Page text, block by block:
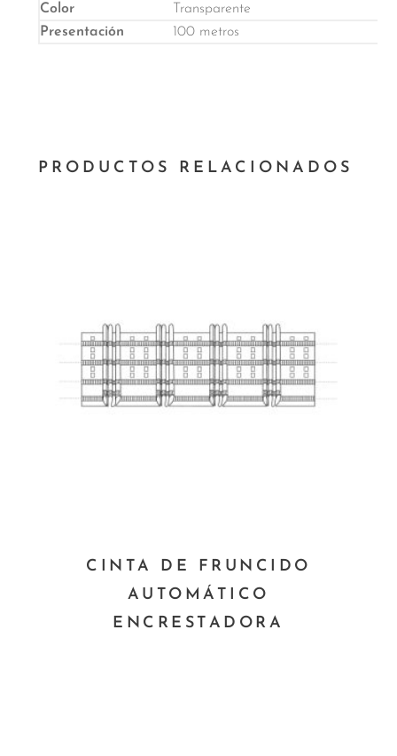
Transparente
100 metros
PRODUCTOS RELACIONADOS
productoCINTA DE FRUNCIDO
AUTOMÁTICO
ENCRESTADORA